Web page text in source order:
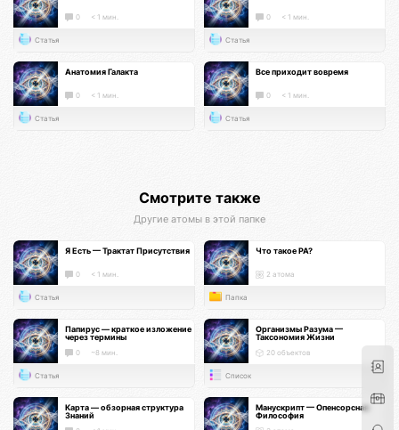
0 < 1 мин.
Статья
0 < 1 мин.
Статья
Анатомия Галакта
0 < 1 мин.
Статья
Все приходит вовремя
0 < 1 мин.
Статья
Смотрите также
Другие атомы в этой папке
Я Есть — Трактат Присутствия
0 < 1 мин.
Статья
Что такое РА?
2 атома
Папка
Папирус — краткое изложение
через термины
0 ~8 мин.
Статья
Организмы Разума —
Таксономия Жизни
20 объектов
Список
Карта — обзорная структура
Знаний
Манускрипт — Опенсорсная
Философия